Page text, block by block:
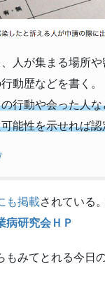
人が集まる場所
行動歴などを書く
行動や会った人
能性を示せれば
も掲載されている。
病研究会ＨＰ
みてとれる今日